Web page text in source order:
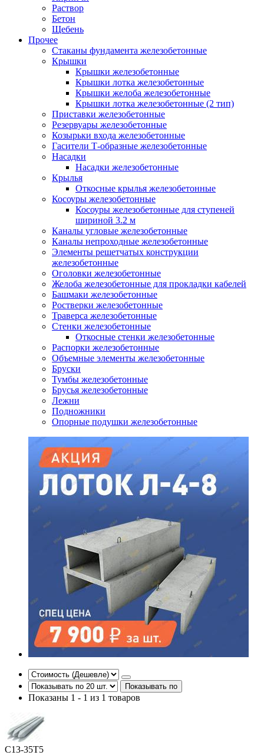
Раствор
Бетон
Щебень
Прочее
Стаканы фундамента железобетонные
Крышки
Крышки железобетонные
Крышки лотка железобетонные
Крышки желоба железобетонные
Крышки лотка железобетонные (2 тип)
Приставки железобетонные
Резервуары железобетонные
Козырьки входа железобетонные
Гасители Т-образные железобетонные
Насадки
Насадки железобетонные
Крылья
Откосные крылья железобетонные
Косоуры железобетонные
Косоуры железобетонные для ступеней
шириной 3.2 м
Каналы угловые железобетонные
Каналы непроходные железобетонные
Элементы решетчатых конструкции
железобетонные
Оголовки железобетонные
Желоба железобетонные для прокладки кабелей
Башмаки железобетонные
Ростверки железобетонные
Траверса железобетонные
Стенки железобетонные
Откосные стенки железобетонные
Распорки железобетонные
Объемные элементы железобетонные
Бруски
Тумбы железобетонные
Брусья железобетонные
Лежни
Подножники
Опорные подушки железобетонные
Показывать по
Показаны 1 - 1 из 1 товаров
С13-35Т5